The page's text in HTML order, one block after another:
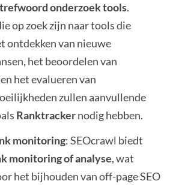
onderzoek tools.
op zoek zijn naar tools die
ontdekken van nieuwe
het beoordelen van
het evalueren van
zullen aanvullende
Ranktrackernodig hebben.
monitoring: SEOcrawl biedt
monitoring of analyse, wat
het bijhouden van off-page SEO